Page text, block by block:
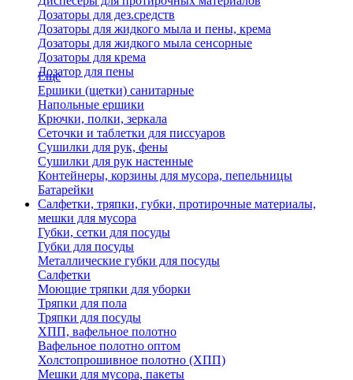
Дозаторы для дез.средств
Дозаторы для жидкого мыла и пены, крема
Дозаторы для жидкого мыла сенсорные
Дозаторы для крема
Дозатор для пены
Еще
Ершики (щетки) санитарные
Напольные ершики
Крючки, полки, зеркала
Сеточки и таблетки для писсуаров
Сушилки для рук, фены
Сушилки для рук настенные
Контейнеры, корзины для мусора, пепельницы
Батарейки
Салфетки, тряпки, губки, протирочные материалы,
мешки для мусора
Губки, сетки для посуды
Губки для посуды
Металлические губки для посуды
Салфетки
Моющие тряпки для уборки
Тряпки для пола
Тряпки для посуды
ХПП, вафельное полотно
Вафельное полотно оптом
Холстопрошивное полотно (ХПП)
Мешки для мусора, пакеты